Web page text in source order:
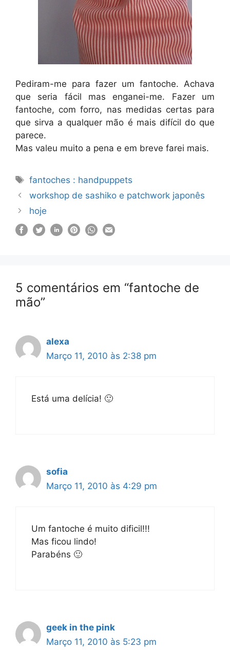
Pediram-me para fazer um fantoche. Achava
que seria fácil mas enganei-me. Fazer um
fantoche, com forro, nas medidas certas para
que sirva a qualquer mão é mais difícil do que
parece.
Mas valeu muito a pena e em breve farei mais.
Etiquetas
fantoches : handpuppets
workshop de sashiko e patchwork japonês
hoje
5 comentários em “fantoche de
mão”
alexa
Março 11, 2010 às 2:38 pm
Está uma delícia! 🙂
sofia
Março 11, 2010 às 4:29 pm
Um fantoche é muito dificil!!!
Mas ficou lindo!
Parabéns 🙂
geek in the pink
Março 11, 2010 às 5:23 pm